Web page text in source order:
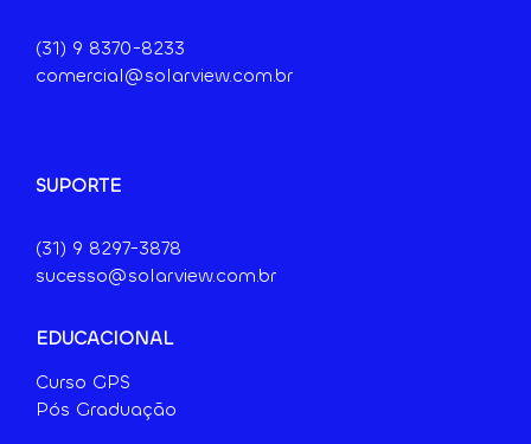
(31) 9 8370-8233
comercial@solarview.com.br
SUPORTE
(31) 9 8297-3878
sucesso@solarview.com.br
EDUCACIONAL
Curso GPS
Pós Graduação